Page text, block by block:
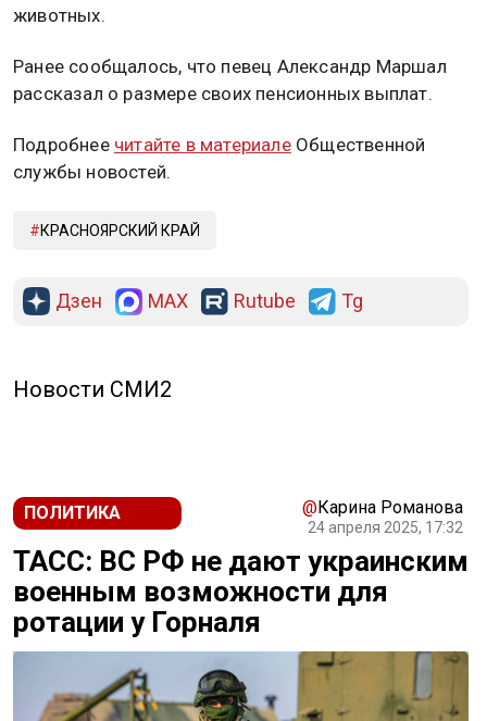
животных.
Ранее сообщалось, что певец Александр Маршал
рассказал о размере своих пенсионных выплат.
Подробнее читайте в материалеОбщественной
службы новостей.
КРАСНОЯРСКИЙ КРАЙ
Дзен MAX Rutube Tg
Новости СМИ2
ПОЛИТИКА @Карина Романова
24 апреля 2025, 17:32
ТАСС: ВС РФ не дают украинским
военным возможности для
ротации у Горналя